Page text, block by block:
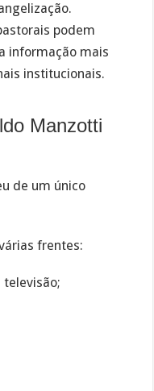
podem
informação mais
institucionais.
Manzotti
de um único
frentes: